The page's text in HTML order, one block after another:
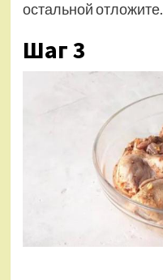
остальной отложите.
Шаг 3